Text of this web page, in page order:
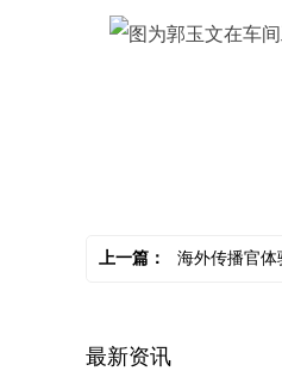
上一篇： 海外传播官体
最新资讯